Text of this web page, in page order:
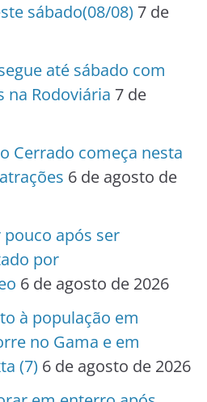
sábado(08/08) 7 de
até sábado com
na Rodoviária 7 de
Cerrado começa nesta
6 de agosto de
após ser
por
6 de agosto de 2026
à população em
no Gama e em
(7) 6 de agosto de 2026